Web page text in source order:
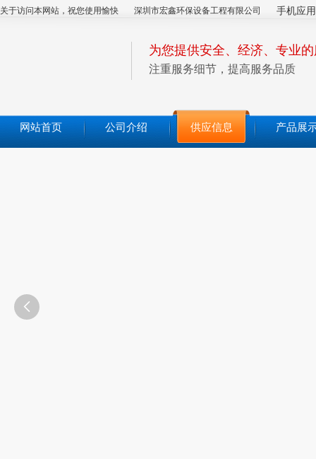
关于访问本网站，祝您使用愉快 深圳市宏鑫环保设备工程有限公司 手机应用
为您提供安全、经济、专业
注重服务细节，提高服务品质
网站首页 公司介绍 供应信息 产品展
